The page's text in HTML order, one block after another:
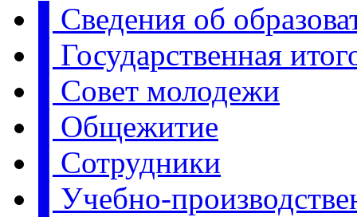
▌Сведения об
▌Государственная
▌Совет молодежи
▌Общежитие
▌Сотрудники
▌Учебно-